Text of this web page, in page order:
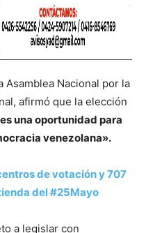
Asamblea Nacional por la
afirmó que la elección
una oportunidad para
venezolana».
de votación y 707
del #25Mayo
a legislar con